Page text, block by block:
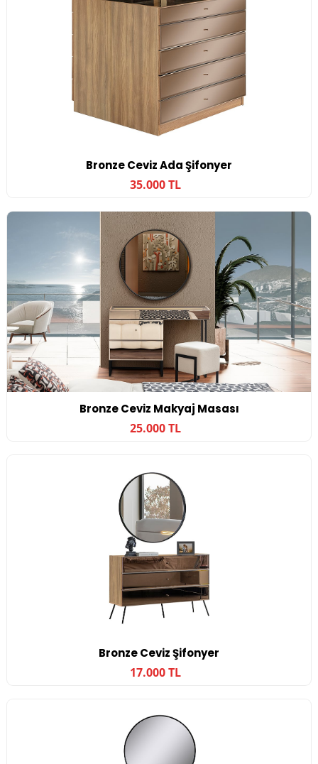
Bronze Ceviz Ada Şifonyer
35.000 TL
Bronze Ceviz Makyaj Masası
25.000 TL
Bronze Ceviz Şifonyer
17.000 TL